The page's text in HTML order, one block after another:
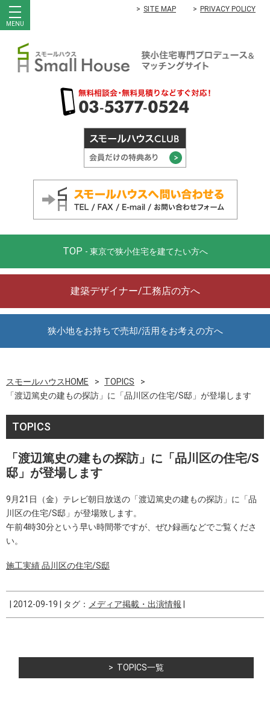
MENU
SITE MAP PRIVACY POLICY
TOP - 東京で狭小住宅を建てたい方へ
建築デザイナー/工務店の方へ
狭小地をお持ちで売却/活用をお考えの方へ
スモールハウスHOME
TOPICS
「渡辺篤史の建もの探訪」に「品川区の住宅/S邸」が登場します
TOPICS
「渡辺篤史の建もの探訪」に「品川区の住宅/S
邸」が登場します
9月21日（金）テレビ朝日放送の「渡辺篤史の建もの探訪」に「品
川区の住宅/S邸」が登場致します。
午前4時30分という早い時間帯ですが、ぜひ録画などでご覧くださ
い。
施工実績 品川区の住宅/S邸
| 2012-09-19 | タグ： メディア掲載・出演情報 |
TOPICS一覧